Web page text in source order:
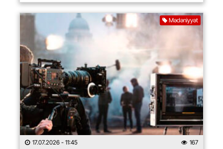
Mədəniyyət
17.07.2026 - 11:45 167